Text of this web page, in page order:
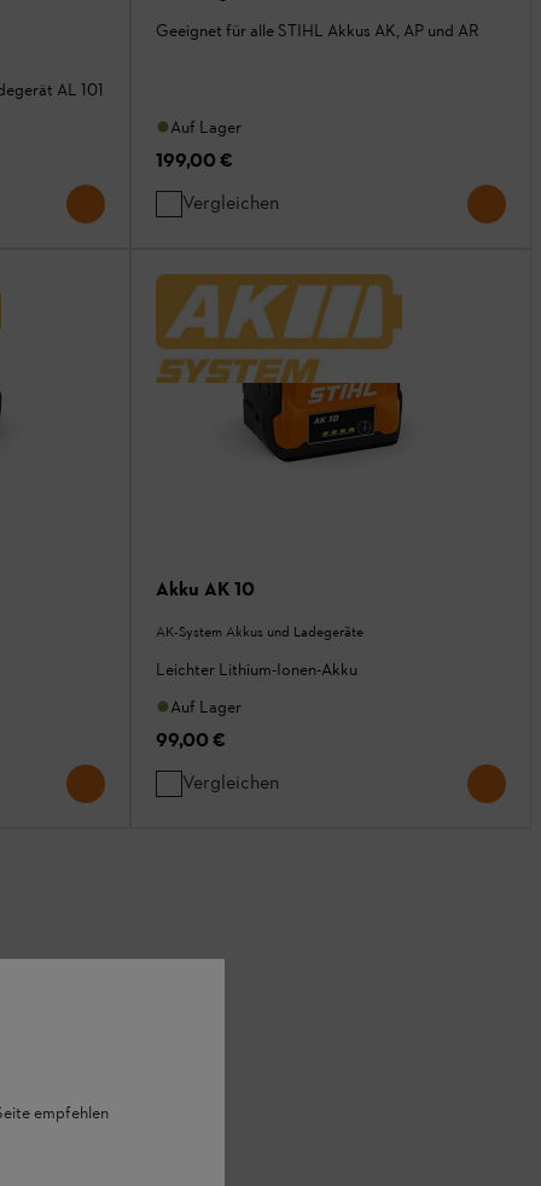
AL 101
Geeignet für alle STIHL Akkus AK, AP und AR
Auf Lager
199,00 €
Vergleichen
Akku AK 10
AK-System Akkus und Ladegeräte
Leichter Lithium-Ionen-Akku
Auf Lager
99,00 €
Vergleichen
empfehlen